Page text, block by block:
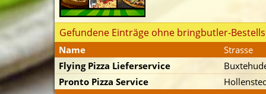
Gefundene Einträge ohne bringbutler-
Name Strasse
Flying Pizza Lieferservice
Pronto Pizza Service